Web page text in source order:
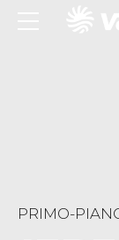
PRIMO-